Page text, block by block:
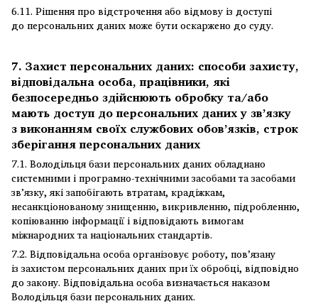
6.11. Рішення про відстрочення або відмову із доступі
до персональних даних може бути оскаржено до суду.
7. Захист персональних даних: способи захисту,
відповідальна особа, працівники, які
безпосередньо здійснюють обробку та/або
мають доступ до персональних даних у зв’язку
з виконанням своїх службових обов’язків, строк
зберігання персональних даних
7.1. Володільця бази персональних даних обладнано
системними і програмно-технічними засобами та засобами
зв’язку, які запобігають втратам, крадіжкам,
несанкціонованому знищенню, викривленню, підробленню,
копіюванню інформації і відповідають вимогам
міжнародних та національних стандартів.
7.2. Відповідальна особа організовує роботу, пов’язану
із захистом персональних даних при їх обробці, відповідно
до закону. Відповідальна особа визначається наказом
Володільця бази персональних даних.